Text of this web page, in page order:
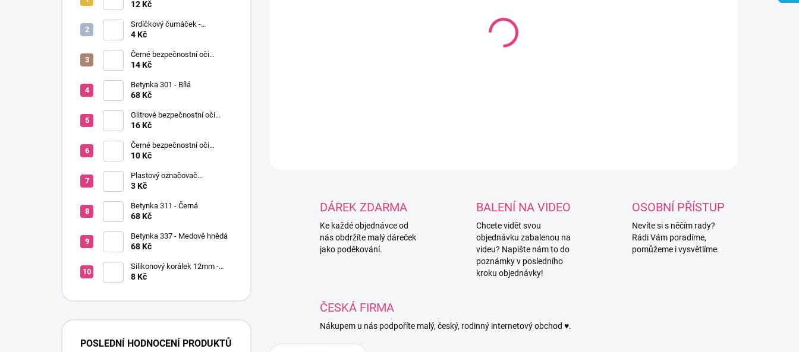
Ø12mm (pár)
12 Kč
Srdíčkový čumáček -
12x13mm
4 Kč
Černé bezpečnostní oči
Ø14mm (pár)
14 Kč
Betynka 301 - Bílá
68 Kč
Glitrové bezpečnostní oči
Ø10mm (Pár)
16 Kč
Černé bezpečnostní oči
Ø10mm (pár)
10 Kč
Plastový označovač
(markovátko)
3 Kč
Betynka 311 - Černá
68 Kč
Betynka 337 - Medově hnědá
68 Kč
Silikonový korálek 12mm -
Kulatý
8 Kč
POSLEDNÍ HODNOCENÍ PRODUKTŮ
MOŽNOSTI DORUČENÍ
DÁREK ZDARMA
Ke každé objednávce od
nás obdržíte malý dáreček
jako poděkování.
BALENÍ NA VIDEO
Chcete vidět svou
objednávku zabalenou na
videu? Napište nám to do
poznámky v posledního
kroku objednávky!
OSOBNÍ PŘÍSTUP
Nevíte si s něčím rady?
Rádi Vám poradíme,
pomůžeme i vysvětlíme.
ČESKÁ FIRMA
Nákupem u nás podpoříte malý, český, rodinný internetový obchod ♥.